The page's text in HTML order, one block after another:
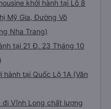
khởi hành tại Lô 8
Mỹ Gia, Đường Võ
Nha Trang)
tại 21 Đ. 23 Tháng 10
tại Quốc Lộ 1A (Văn
đi Vĩnh Long chất lượng